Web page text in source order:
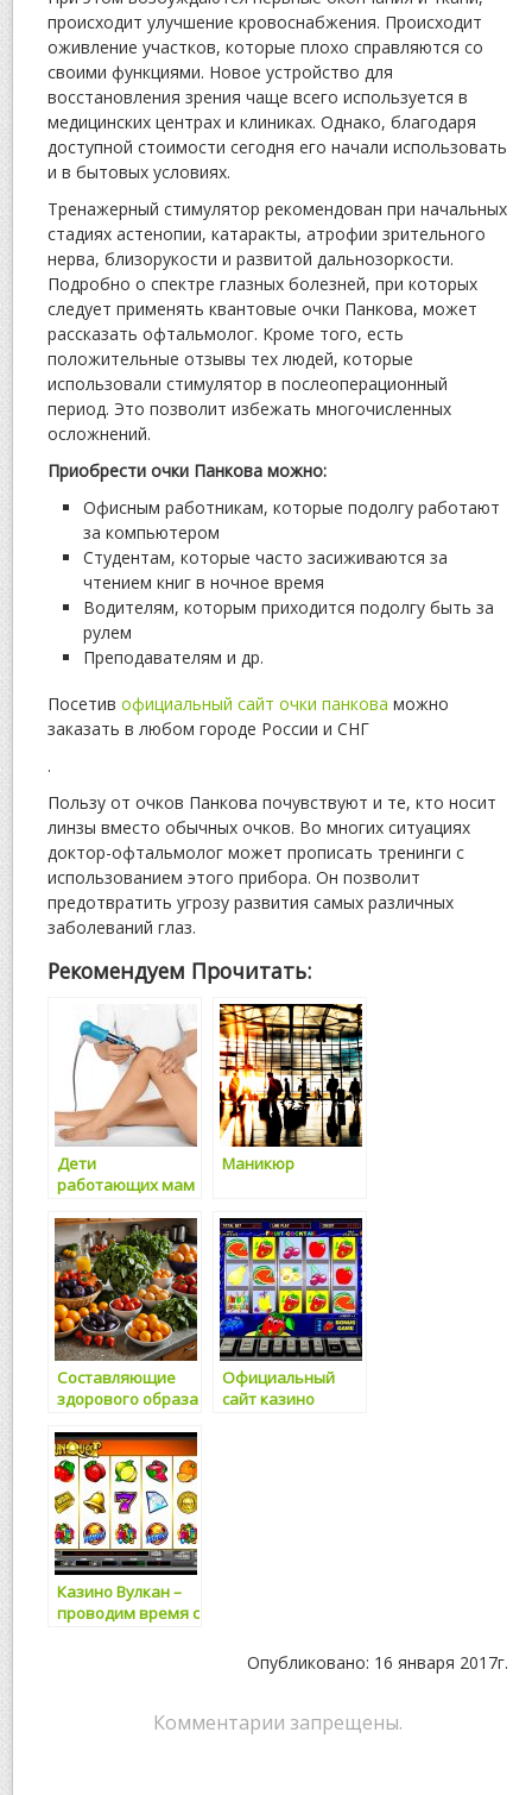
происходит улучшение кровоснабжения. Происходит
оживление участков, которые плохо справляются со
своими функциями. Новое устройство для
восстановления зрения чаще всего используется в
медицинских центрах и клиниках. Однако, благодаря
доступной стоимости сегодня его начали использовать
и в бытовых условиях.
Тренажерный стимулятор рекомендован при начальных
стадиях астенопии, катаракты, атрофии зрительного
нерва, близорукости и развитой дальнозоркости.
Подробно о спектре глазных болезней, при которых
следует применять квантовые очки Панкова, может
рассказать офтальмолог. Кроме того, есть
положительные отзывы тех людей, которые
использовали стимулятор в послеоперационный
период. Это позволит избежать многочисленных
осложнений.
Приобрести очки Панкова можно:
Офисным работникам, которые подолгу работают
за компьютером
Студентам, которые часто засиживаются за
чтением книг в ночное время
Водителям, которым приходится подолгу быть за
рулем
Преподавателям и др.
Посетив официальный сайт очки панкова можно
заказать в любом городе России и СНГ
.
Пользу от очков Панкова почувствуют и те, кто носит
линзы вместо обычных очков. Во многих ситуациях
доктор-офтальмолог может прописать тренинги с
использованием этого прибора. Он позволит
предотвратить угрозу развития самых различных
заболеваний глаз.
Рекомендуем Прочитать:
Дети
работающих мам
избыточным
весом
Маникюр
Составляющие
здорового образа
Официальный
сайт казино
Казино Вулкан –
проводим время с
Опубликовано: 16 января 2017г.
Комментарии запрещены.